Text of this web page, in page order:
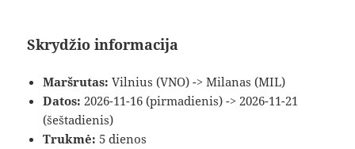
Skrydžio informacija
Maršrutas: Vilnius (VNO) -> Milanas (MIL)
Datos: 2026-11-16 (pirmadienis) -> 2026-11-21
(šeštadienis)
Trukmė: 5 dienos